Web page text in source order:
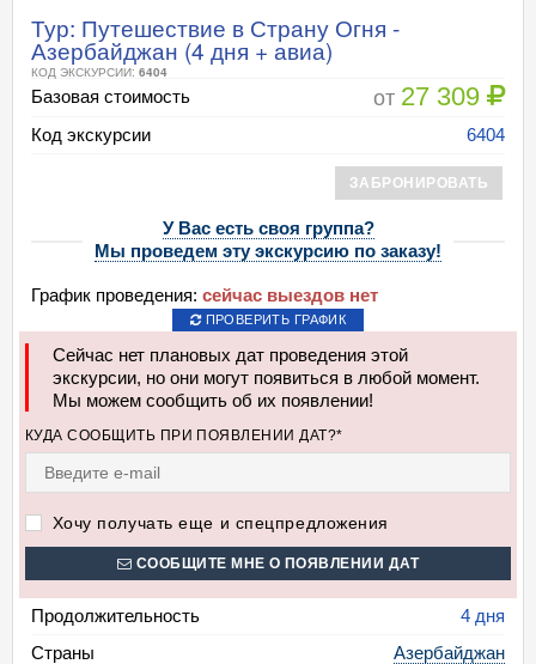
Тур: Путешествие в Страну Огня -
Азербайджан (4 дня + авиа)
КОД ЭКСКУРСИИ: 6404
Базовая стоимость от 27 309
Код экскурсии 6404
ЗАБРОНИРОВАТЬ
У Вас есть своя группа?
Мы проведем эту экскурсию по заказу!
График проведения: сейчас выездов нет
ПРОВЕРИТЬ ГРАФИК
Сейчас нет плановых дат проведения этой
экскурсии, но они могут появиться в любой момент.
Мы можем сообщить об их появлении!
КУДА СООБЩИТЬ ПРИ ПОЯВЛЕНИИ ДАТ?*
Хочу получать еще и спецпредложения
СООБЩИТЕ МНЕ О ПОЯВЛЕНИИ ДАТ
Продолжительность
4 дня
Страны
Азербайджан